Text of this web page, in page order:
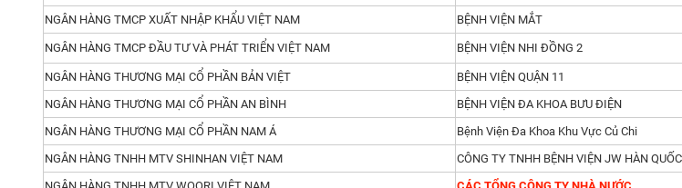
NGÂN HÀNG TMCP XUẤT NHẬP KHẨU VIỆT NAM
BỆNH VIỆN MẮT
NGÂN HÀNG TMCP ĐẦU TƯ VÀ PHÁT TRIỂN VIỆT NAM BỆNH VIỆN NHI ĐỒNG 2
NGÂN HÀNG THƯƠNG MẠI CỔ PHẦN BẢN VIỆT
BỆNH VIỆN QUẬN 11
NGÂN HÀNG THƯƠNG MẠI CỔ PHẦN AN BÌNH
BỆNH VIỆN ĐA KHOA BƯU ĐIỆN
NGÂN HÀNG THƯƠNG MẠI CỔ PHẦN NAM Á
Bệnh Viện Đa Khoa Khu Vực Củ Chi
NGÂN HÀNG TNHH MTV SHINHAN VIỆT NAM
CÔNG TY TNHH BỆNH VIỆN JW HÀN QUỐC